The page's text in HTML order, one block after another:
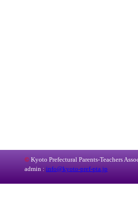
© Kyoto Prefectural Parents-Teachers
admin : info@kyoto-pref-pta.jp